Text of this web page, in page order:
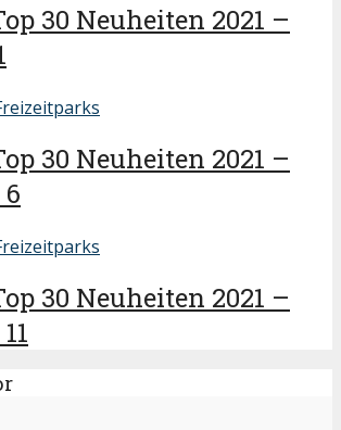
30 Neuheiten 2021 –
30 Neuheiten 2021 –
30 Neuheiten 2021 –